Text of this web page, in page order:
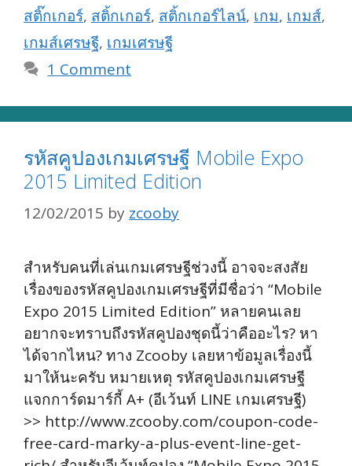
สติ๊กเกอร์, สติ้กเกอร์, สติ้กเกอร์ไลน์, เกม, เกมส์,
เกมส์เศรษฐี, เกมเศรษฐี
1 Comment
รหัสคูปองเกมเศรษฐี Mobile Expo
2015 Limited Edition
12/02/2015 by zcooby
สำหรับคนที่เล่นเกมเศรษฐีช่วงนี้ อาจจะสงสัย
เรื่องของรหัสคูปองเกมเศรษฐีที่มีชื่อว่า “Mobile
Expo 2015 Limited Edition” หลายคนเลย
อยากจะทราบถึงรหัสคูปองชุดนี้ว่าคืออะไร? หา
ได้จากไหน? ทาง Zcooby เลยหาข้อมูลเรื่องนี้
มาให้นะครับ หมายเหตุ รหัสคูปองเกมเศรษฐี
แจกการ์ดมาร์กี้ A+ (อีเว้นท์ LINE เกมเศรษฐี)
>> http://www.zcooby.com/coupon-code-
free-card-marky-a-plus-event-line-get-